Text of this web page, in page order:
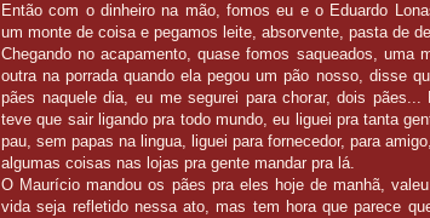
Então com o dinheiro na mão, fomos eu e o Eduardo
um monte de coisa e pegamos leite, absorvente, pasta de
Chegando no acapamento, quase fomos saqueados, uma
outra na porrada quando ela pegou um pão nosso, disse
pães naquele dia, eu me segurei para chorar, dois
teve que sair ligando pra todo mundo, eu liguei pra tanta
pau, sem papas na lingua, liguei para fornecedor, para
algumas coisas nas lojas pra gente mandar pra lá.
O Maurício mandou os pães pra eles hoje de manhã,
vida seja refletido nessa ato, mas tem hora que parece